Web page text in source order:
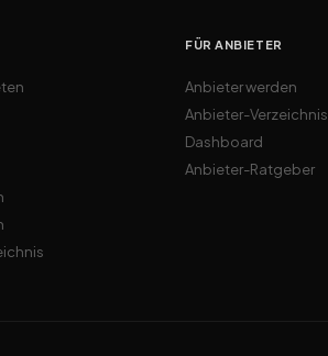
FÜR ANBIETER
Anbieter werden
Anbieter-Verzeichnis
Dashboard
Anbieter-Ratgeber